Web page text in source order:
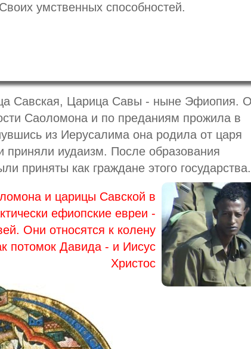
умственных способностей.
Савская, Царица Савы - ныне Эфиопия.
Саоломона и по преданиям прожила в
из Иерусалима она родила от царя
иудаизм. После образования
приняты как граждане этого государства.
и царицы Савской в
ефиопские евреи -
Они относятся к колену
потомок Давида - и Иисус
Христос